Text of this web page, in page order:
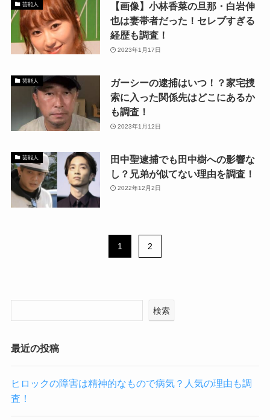
芸能人
【画像】小林香菜の旦那・白岩伸
也は妻帯者だった！セレブすぎる
経歴も調査！
2023年1月17日
芸能人
ガーシーの逮捕はいつ！？家宅捜
索に入った関係先はどこにあるか
も調査！
2023年1月12日
芸能人
田中聖逮捕でも田中樹への影響な
し？兄弟が似てない理由を調査！
2022年12月2日
1 2
検索
最近の投稿
ヒロックの障害は精神的なもので病気？人気の理由も調
査！